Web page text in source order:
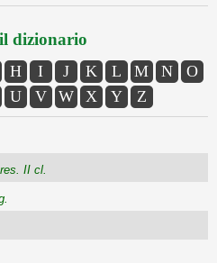
dizionario
H I J K L M N
O
U V W X Y Z
II cl.